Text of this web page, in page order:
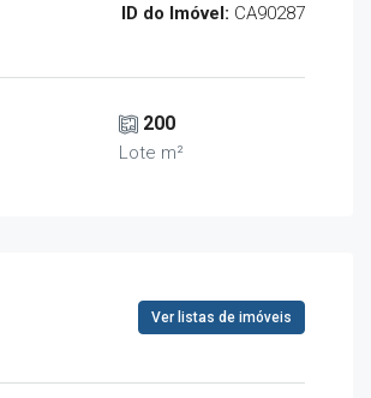
ID do Imóvel: CA90287
200
Lote m²
Ver listas de imóveis